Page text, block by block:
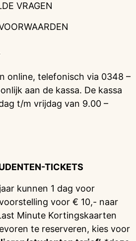
VRAGEN
online, telefonisch via 0348 –
aan de kassa. De kassa
t/m vrijdag van 9.00 –
TICKETS
kunnen 1 dag voor
voor € 10,- naar
Minute Kortingskaarten
te reserveren, kies voor